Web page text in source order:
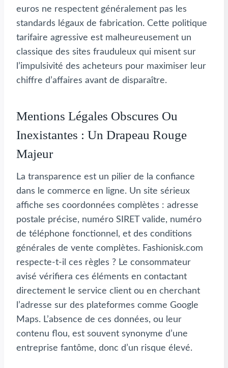
euros ne respectent généralement pas les
standards légaux de fabrication. Cette politique
tarifaire agressive est malheureusement un
classique des sites frauduleux qui misent sur
l’impulsivité des acheteurs pour maximiser leur
chiffre d’affaires avant de disparaître.
Mentions Légales Obscures Ou
Inexistantes : Un Drapeau Rouge
Majeur
La transparence est un pilier de la confiance
dans le commerce en ligne. Un site sérieux
affiche ses coordonnées complètes : adresse
postale précise, numéro SIRET valide, numéro
de téléphone fonctionnel, et des conditions
générales de vente complètes. Fashionisk.com
respecte-t-il ces règles ? Le consommateur
avisé vérifiera ces éléments en contactant
directement le service client ou en cherchant
l’adresse sur des plateformes comme Google
Maps. L’absence de ces données, ou leur
contenu flou, est souvent synonyme d’une
entreprise fantôme, donc d’un risque élevé.